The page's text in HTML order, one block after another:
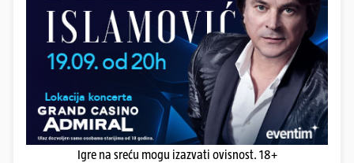
Igre na sreću mogu izazvati ovisnost. 18+